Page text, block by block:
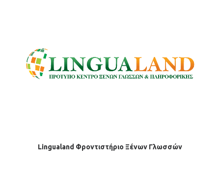
Lingualand Φροντιστήριο Ξένων Γλωσσών